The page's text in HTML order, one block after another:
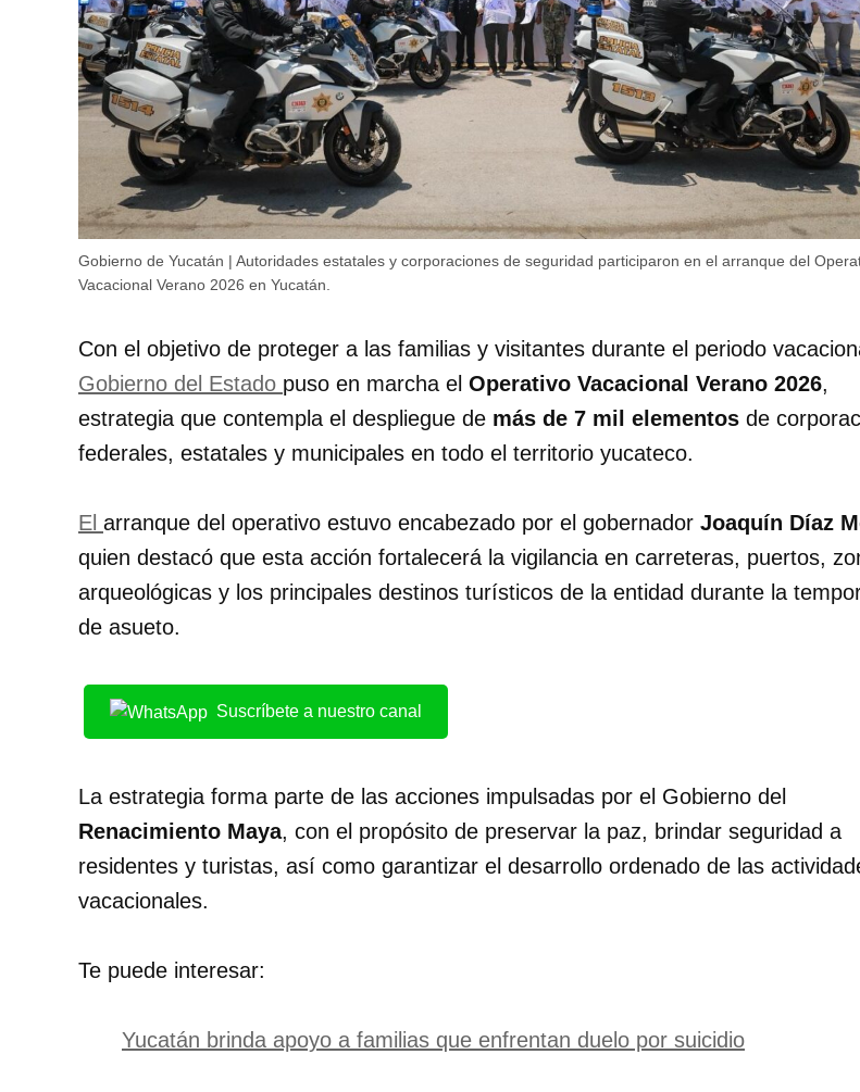
Gobierno de Yucatán | Autoridades estatales y corporaciones de seguridad participaron en el arranque del
Vacacional Verano 2026 en Yucatán.
Con el objetivo de proteger a las familias y visitantes durante el periodo
Gobierno del Estado puso en marcha el Operativo Vacacional Verano 2026,
estrategia que contempla el despliegue de más de 7 mil elementos de
federales, estatales y municipales en todo el territorio yucateco.
El arranque del operativo estuvo encabezado por el gobernador Joaquín Díaz
quien destacó que esta acción fortalecerá la vigilancia en carreteras, puertos,
arqueológicas y los principales destinos turísticos de la entidad durante la
de asueto.
Suscríbete a nuestro canal
La estrategia forma parte de las acciones impulsadas por el Gobierno del
Renacimiento Maya, con el propósito de preservar la paz, brindar seguridad a
residentes y turistas, así como garantizar el desarrollo ordenado de las
vacacionales.
Te puede interesar:
Yucatán brinda apoyo a familias que enfrentan duelo por suicidio